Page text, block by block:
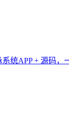
统APP + 源码，